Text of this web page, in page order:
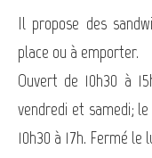
Il propose des
place ou à emporter.
Ouvert de 10h30 à
vendredi et samedi;
10h30 à 17h. Fermé le